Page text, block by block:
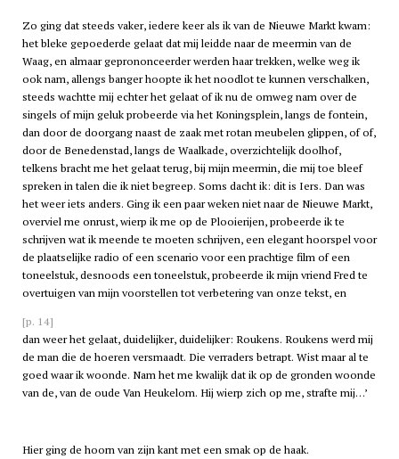
Zo ging dat steeds vaker, iedere keer als ik van de Nieuwe Markt kwam:
het bleke gepoederde gelaat dat mij leidde naar de meermin van de
Waag, en almaar geprononceerder werden haar trekken, welke weg ik
ook nam, allengs banger hoopte ik het noodlot te kunnen verschalken,
steeds wachtte mij echter het gelaat of ik nu de omweg nam over de
singels of mijn geluk probeerde via het Koningsplein, langs de fontein,
dan door de doorgang naast de zaak met rotan meubelen glippen, of of,
door de Benedenstad, langs de Waalkade, overzichtelijk doolhof,
telkens bracht me het gelaat terug, bij mijn meermin, die mij toe bleef
spreken in talen die ik niet begreep. Soms dacht ik: dit is Iers. Dan was
het weer iets anders. Ging ik een paar weken niet naar de Nieuwe Markt,
overviel me onrust, wierp ik me op de Plooierijen, probeerde ik te
schrijven wat ik meende te moeten schrijven, een elegant hoorspel voor
de plaatselijke radio of een scenario voor een prachtige film of een
toneelstuk, desnoods een toneelstuk, probeerde ik mijn vriend Fred te
overtuigen van mijn voorstellen tot verbetering van onze tekst, en
[p. 14]
dan weer het gelaat, duidelijker, duidelijker: Roukens. Roukens werd mij
de man die de hoeren versmaadt. Die verraders betrapt. Wist maar al te
goed waar ik woonde. Nam het me kwalijk dat ik op de gronden woonde
van de, van de oude Van Heukelom. Hij wierp zich op me, strafte mij…’
Hier ging de hoorn van zijn kant met een smak op de haak.